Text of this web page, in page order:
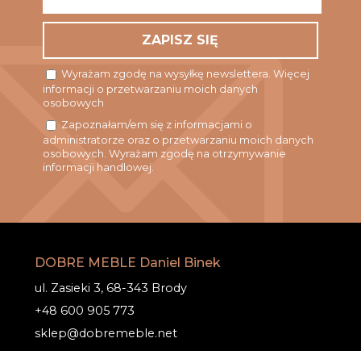
*
Wyrażam zgodę na wysyłkę newslettera. Więcej
informacji o przetwarzaniu moich danych
osobowych
Zapoznałam/em się z informacjami o
administratorze oraz o przetwarzaniu moich danych
osobowych. Wyrażam zgodę na otrzymywanie
informacji handlowej.
DOBRE MEBLE Daniel Binek
ul. Zasieki 3, 68-343 Brody
+48 600 905 773
sklep@dobremeble.net